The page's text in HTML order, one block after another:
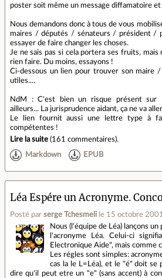
poster soit même un message diffamatoire
Nous demandons donc à tous de vous
maires / députés / sénateurs / président /
essayer de faire changer les choses.
Je ne sais pas si cela portera ses fruits,
rien faire. Du moins, essayons !
Ci-dessous un lien pour trouver son maire /
utiles....
NdM : C'est bien un risque présent sur
ailleurs... La jurisprudence aidant, ça ne va
Le lien fournit aussi une lettre type à
compétentes !
Lire la suite (161 commentaires).
Markdown EPUB
Léa Espére un Acronyme.
Posté par serge Tchesmeli le 15 octobre
Nous (l'équipe de Léa) lançons
l'acronyme Léa. Celui-ci
Electronique Aide", mais comme
Les régles sont simples:
cas la le L=Léa), et le "é" doit se
dire qu'il peut etre un "e" (sans accent) à